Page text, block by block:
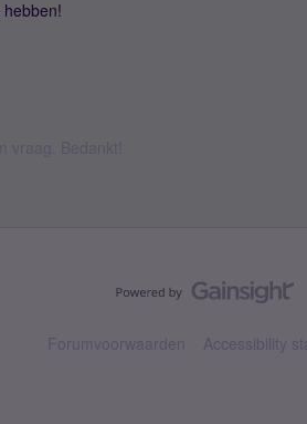
Forumvoorwaarden Accessibility